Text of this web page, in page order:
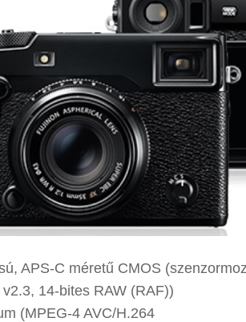
APS-C méretű CMOS
14-bites RAW (RAF))
(MPEG-4 AVC/H.264